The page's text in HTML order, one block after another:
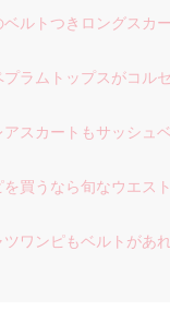
ルトつきロングスカ
プラムトップスがコル
アスカートもサッシュ
を買うなら旬なウエス
ツワンピもベルトがあ